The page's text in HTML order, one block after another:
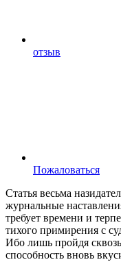
отзыв
Пожаловаться
Статья весьма
журнальные
требует времени и
тихого примирения с
Ибо лишь пройдя сквозь
способность вновь